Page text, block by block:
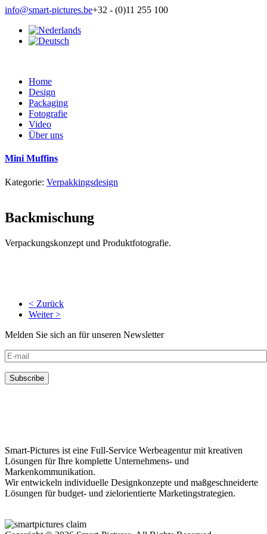
info@smart-pictures.be+32 - (0)11 255 100
Home
Design
Packaging
Fotografie
Video
Über uns
Mini Muffins
Kategorie: Verpakkingsdesign
Backmischung
Verpackungskonzept und Produktfotografie.
< Zurück
Weiter >
Melden Sie sich an für unseren Newsletter
Smart-Pictures ist eine Full-Service Werbeagentur mit kreativen
Lösungen für Ihre komplette Unternehmens- und
Markenkommunikation.
Wir entwickeln individuelle Designkonzepte und maßgeschneiderte
Lösungen für budget- und zielorientierte Marketingstrategien.